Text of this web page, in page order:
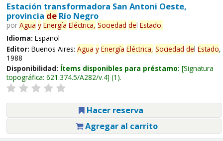
Estación transformadora San Antoni Oeste,
provincia deRío Negro
por Agua y Energía Eléctrica, Sociedad del Estado.
Idioma: Español
Editor: Buenos Aires: Agua y Energía Eléctrica, Sociedad del Estado,
1988
Disponibilidad: Ítems disponibles para préstamo: Signatura
topográfica: 621.374.5/A282/v.4 (1).
Hacer reserva
Agregar al carrito